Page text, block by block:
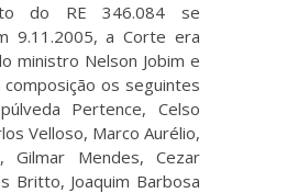
do RE 346.084 se
9.11.2005, a Corte era
ministro Nelson Jobim e
composição os seguintes
Pertence, Celso
Velloso, Marco Aurélio,
Gilmar Mendes, Cezar
Britto, Joaquim Barbosa